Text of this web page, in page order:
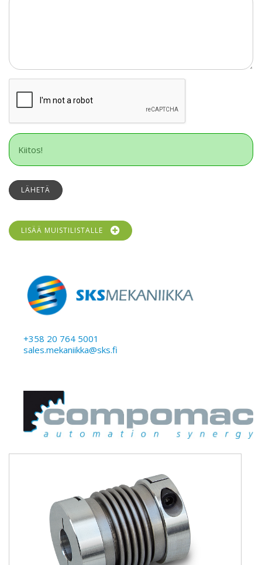
Kiitos!
LÄHETÄ
LISÄÄ MUISTILISTALLE
+358 20 764 5001
sales.mekaniikka@sks.fi